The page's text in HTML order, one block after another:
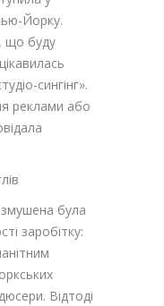
Йорку.
що буду
сингінг».
реклами або
змушена була
заробітку:
Відтоді